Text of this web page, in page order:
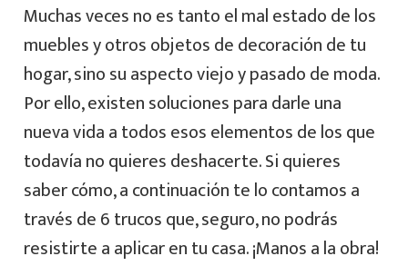
Muchas veces no es tanto el mal estado de los
muebles y otros objetos de decoración de tu
hogar, sino su aspecto viejo y pasado de moda.
Por ello, existen soluciones para darle una
nueva vida a todos esos elementos de los que
todavía no quieres deshacerte. Si quieres
saber cómo, a continuación te lo contamos a
través de 6 trucos que, seguro, no podrás
resistirte a aplicar en tu casa. ¡Manos a la obra!